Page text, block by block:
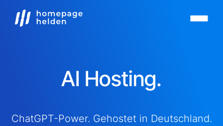
AI Hosting.
ChatGPT-Power. Gehostet in Deutschland.